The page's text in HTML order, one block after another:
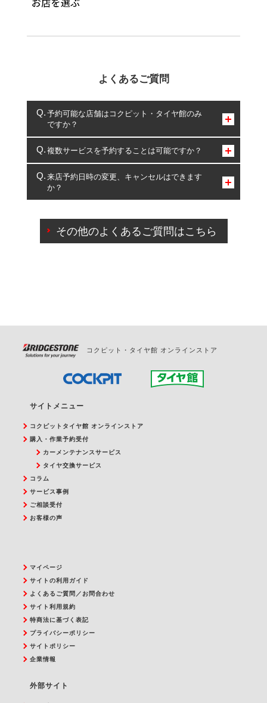
よくあるご質問
予約可能な店舗はコクピット・タイヤ館のみ
ですか？
コクピット・タイヤ館のみとなります。
複数サービスを予約することは可能ですか？
複数サービスのご予約は可能です。
一部の商品・サービスの組み合わせに限り、同時にご予約が
出来ないものもございます。
来店予約日時の変更、キャンセルはできます
か？
ご来店予約日の3営業日前を過ぎている場合のご予約
の日時変更につきましては、直接ご予約の店舗まで
その他のよくあるご質問はこちら
コクピット・タイヤ館 オンラインストア
サイトメニュー
コクピットタイヤ館 オンラインストア
購入・作業予約受付
カーメンテナンスサービス
タイヤ交換サービス
コラム
サービス事例
ご相談受付
お客様の声
マイページ
サイトの利用ガイド
よくあるご質問／お問合わせ
サイト利用規約
特商法に基づく表記
プライバシーポリシー
サイトポリシー
企業情報
外部サイト